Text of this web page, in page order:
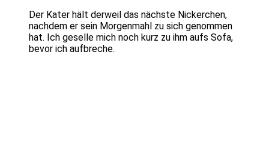
Der Kater hält derweil das nächste Nickerchen,
nachdem er sein Morgenmahl zu sich genommen
hat. Ich geselle mich noch kurz zu ihm aufs Sofa,
bevor ich aufbreche.